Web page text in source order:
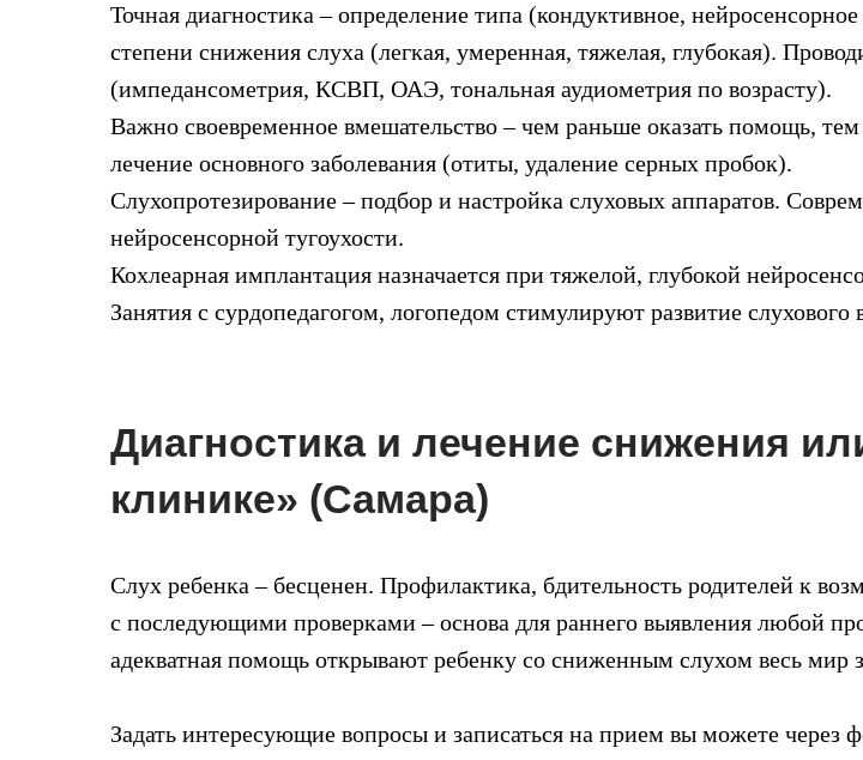
Точная диагностика – определение типа (кондуктивное,
степени снижения слуха (легкая, умеренная, тяжелая, глубокая).
(импедансометрия, КСВП, ОАЭ, тональная аудиометрия по возрасту).
Важно своевременное вмешательство – чем раньше оказать помощь,
лечение основного заболевания (отиты, удаление серных пробок).
Слухопротезирование – подбор и настройка слуховых аппаратов.
нейросенсорной тугоухости.
Кохлеарная имплантация назначается при тяжелой, глубокой
Занятия с сурдопедагогом, логопедом стимулируют развитие
Диагностика и лечение снижения
клинике» (Самара)
Слух ребенка – бесценен. Профилактика, бдительность родителей к
с последующими проверками – основа для раннего выявления любой
адекватная помощь открывают ребенку со сниженным слухом весь мир
Задать интересующие вопросы и записаться на прием вы можете